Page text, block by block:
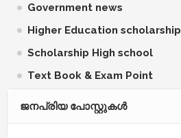
Government news
Higher Education scholarship
Scholarship High school
Text Book & Exam Point
ജനപ്രിയ പോസ്റ്റുകള്‍‌